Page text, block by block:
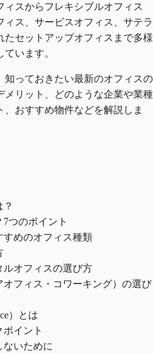
スからフレキシブルオフィス
ィス、サービスオフィス、サテラ
セットアップオフィスまで多様
います。​
知っておきたい最新のオフィスの
リット、どのような企業や業種
おすすめ物件などを解説しま
つのポイント
めのオフィス種類
ルオフィスの選び方
フィス・コワーキング）の選び
）とは
イント
ないために